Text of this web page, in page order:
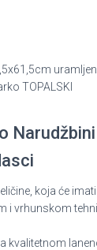
TOPALSKI
koja će imati
i vrhunskom
kvalitetnom